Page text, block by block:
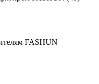
FASHUN